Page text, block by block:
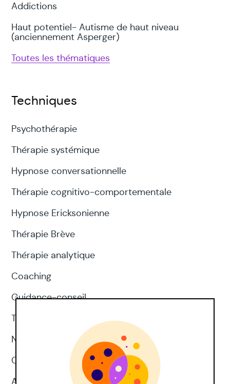
Addictions
Haut potentiel- Autisme de haut niveau
(anciennement Asperger)
Toutes les thématiques
Techniques
Psychothérapie
Thérapie systémique
Hypnose conversationnelle
Thérapie cognitivo-comportementale
Hypnose Ericksonienne
Thérapie Brève
Thérapie analytique
Coaching
Guidance-conseil
Thérapie d'acceptation et d'engagement
Neuropsychologie
CNV
Approches corporelles